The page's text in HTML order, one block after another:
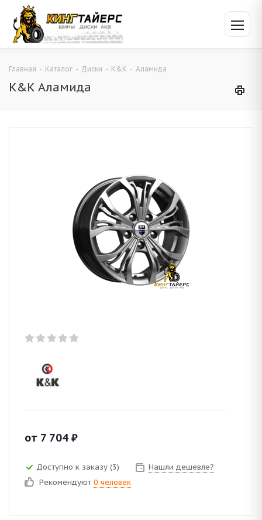
Главная - Каталог - Диски - K&K - Аламида
K&K Аламида
от 7 704 ₽
Доступно к заказу (3)
Нашли дешевле?
Рекомендуют 0 человек